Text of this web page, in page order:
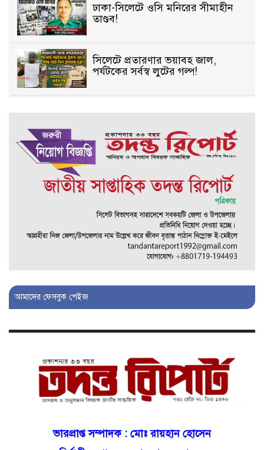
ঢাকা-সিলেটে ওসি মনিরের সীমাহীন
তাণ্ডব!
সিলেটে প্রতারণার ভয়াবহ জাল,
পর্যটকের সর্বস্ব লুটের গল্প!
বিআইডিসি’তে ১৫ বছরের দখলদারিত্ব
কিশোরীকে যৌনপীড়নের পর
ভ্রূণহত্যার অপচেষ্টা, গোয়াইনঘাট জুড়ে
চাঞ্চল্য!
মোগলাবাজার থানা কার কবলে?
গোয়াইনঘাটে বিজিবির নাম ভাঙিয়ে
ঘুষের রাজত্ব!
যন্ত্র বিকলের বাহানা: বেসরকারির
শোষণে জিম্মি ওসমানীর রোগীরা!
শাহপরানের পর মোগলাবাজারেও ওসি
মনিরের ত্রাসের রাজত্ব, মুখ খুললেন
আমাদের ফেসবুক পেইজ
ভারপ্রাপ্ত সম্পাদক : মোঃ রায়হান হোসেন